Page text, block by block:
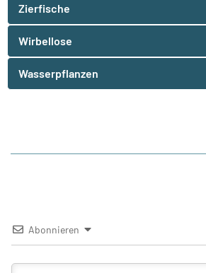
Zierfische
Wirbellose
Wasserpflanzen
Abonnieren